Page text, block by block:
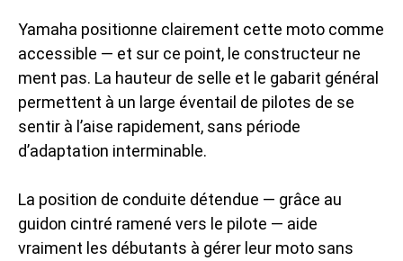
Yamaha positionne clairement cette moto comme
accessible — et sur ce point, le constructeur ne
ment pas. La hauteur de selle et le gabarit général
permettent à un large éventail de pilotes de se
sentir à l’aise rapidement, sans période
d’adaptation interminable.
La position de conduite détendue — grâce au
guidon cintré ramené vers le pilote — aide
vraiment les débutants à gérer leur moto sans